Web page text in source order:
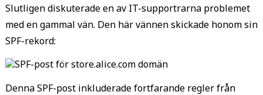
Slutligen diskuterade en av IT-supportrarna problemet
med en gammal vän. Den här vännen skickade honom sin
SPF-rekord:
Denna SPF-post inkluderade fortfarande regler från